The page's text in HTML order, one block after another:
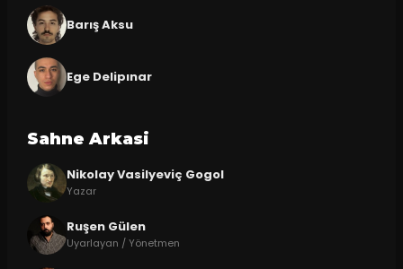
Barış Aksu
Ege Delipınar
Sahne Arkasi
Nikolay Vasilyeviç Gogol
Yazar
Ruşen Gülen
Uyarlayan / Yönetmen